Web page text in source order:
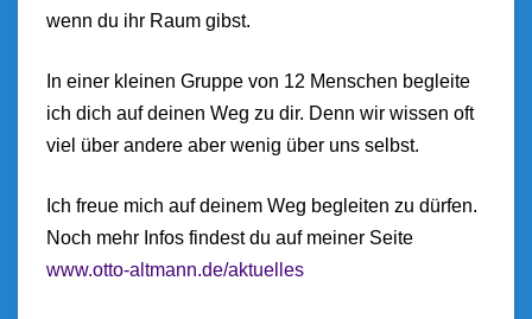
wenn du ihr Raum gibst.
In einer kleinen Gruppe von 12 Menschen begleite
ich dich auf deinen Weg zu dir. Denn wir wissen oft
viel über andere aber wenig über uns selbst.
Ich freue mich auf deinem Weg begleiten zu dürfen.
Noch mehr Infos findest du auf meiner Seite
www.otto-altmann.de/aktuelles